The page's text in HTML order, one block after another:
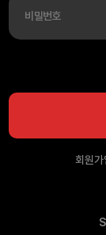
회원가